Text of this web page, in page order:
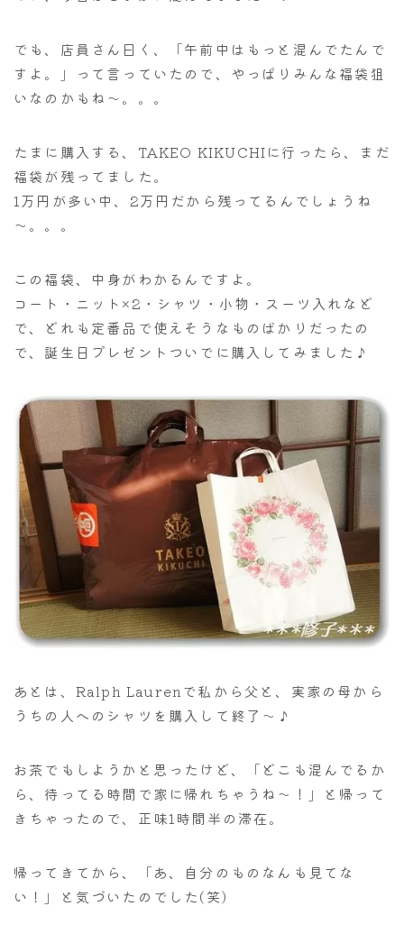
でも、店員さん曰く、「午前中はもっと混んでたんで
すよ。」って言っていたので、やっぱりみんな福袋狙
いなのかもね～。。。
たまに購入する、TAKEO KIKUCHIに行ったら、まだ
福袋が残ってました。
1万円が多い中、2万円だから残ってるんでしょうね
～。。。
この福袋、中身がわかるんですよ。
コート・ニット×2・シャツ・小物・スーツ入れなど
で、どれも定番品で使えそうなものばかりだったの
で、誕生日プレゼントついでに購入してみました♪
あとは、Ralph Laurenで私から父と、実家の母から
うちの人へのシャツを購入して終了～♪
お茶でもしようかと思ったけど、「どこも混んでるか
ら、待ってる時間で家に帰れちゃうね～！」と帰って
きちゃったので、正味1時間半の滞在。
帰ってきてから、「あ、自分のものなんも見てな
い！」と気づいたのでした(笑)